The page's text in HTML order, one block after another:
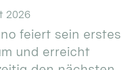
2026
feiert sein erstes
und erreicht